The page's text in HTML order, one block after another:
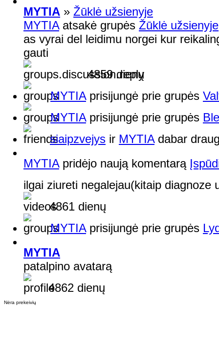
MYTIA » Žūklė užsienyje
MYTIAatsakė grupės Žūklė užsienyje
as vyrai del leidimu norgei kur
gauti
4859 dienų
MYTIAprisijungė prie grupės
MYTIAprisijungė prie grupės
siaipzvejys ir MYTIAdabar
MYTIApridėjo naują komentarą
ilgai ziureti negalejau(kitaip diagnoze
4861 dienų
MYTIAprisijungė prie grupės
MYTIA
patalpino avatarą
4862 dienų
Nėra prekeivių